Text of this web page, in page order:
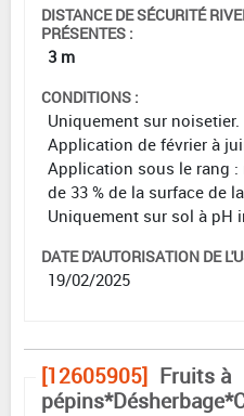
DISTANCE DE SÉCURITÉ
PRÉSENTES :
3 m
CONDITIONS :
Uniquement sur noisetier.
Application de février à
Application sous le rang
de 33 % de la surface de
Uniquement sur sol à pH
DATE D'AUTORISATION DE
19/02/2025
[12605905] Fruits à